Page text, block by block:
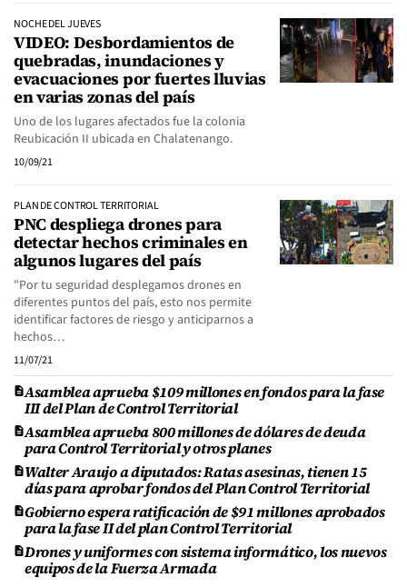
NOCHE DEL JUEVES
VIDEO: Desbordamientos de
quebradas, inundaciones y
evacuaciones por fuertes lluvias
en varias zonas del país
Uno de los lugares afectados fue la colonia
Reubicación II ubicada en Chalatenango.
10/09/21
PLAN DE CONTROL TERRITORIAL
PNC despliega drones para
detectar hechos criminales en
algunos lugares del país
"Por tu seguridad desplegamos drones en
diferentes puntos del país, esto nos permite
identificar factores de riesgo y anticiparnos a
hechos…
11/07/21
Asamblea aprueba $109 millones en fondos para la fase
III del Plan de Control Territorial
Asamblea aprueba 800 millones de dólares de deuda
para Control Territorial y otros planes
Walter Araujo a diputados: Ratas asesinas, tienen 15
días para aprobar fondos del Plan Control Territorial
Gobierno espera ratificación de $91 millones aprobados
para la fase II del plan Control Territorial
Drones y uniformes con sistema informático, los nuevos
equipos de la Fuerza Armada